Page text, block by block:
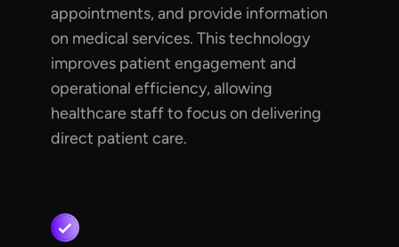
appointments, and provide information
on medical services. This technology
improves patient engagement and
operational efficiency, allowing
healthcare staff to focus on delivering
direct patient care.